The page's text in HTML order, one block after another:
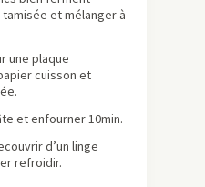
et mélanger à
une plaque
cuisson et
et enfourner 10min.
d’un linge
refroidir.